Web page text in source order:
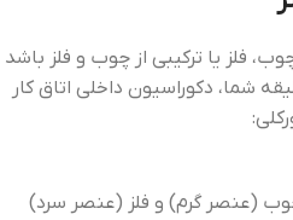
فلز یا ترکیبی از چوب و فلز باشد
شما، دکوراسیون داخلی اتاق کار
(عنصر گرم) و فلز (عنصر سرد)